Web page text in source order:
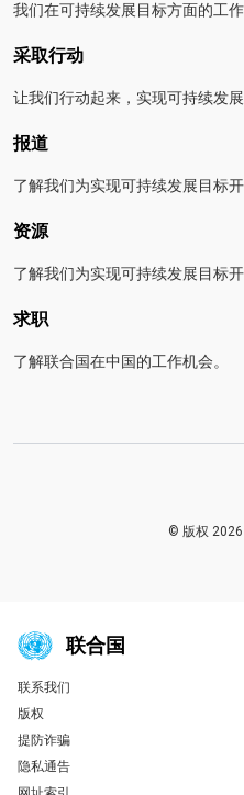
我们在可持续发展目标方面的工作
采取行动
让我们行动起来，实现可持续发展
报道
了解我们为实现可持续发展目标开
资源
了解我们为实现可持续发展目标开
求职
了解联合国在中国的工作机会。
© 版权 2026
联合国
Global U.N. menu
联系我们
版权
提防诈骗
隐私通告